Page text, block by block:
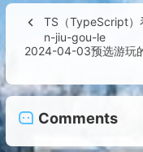
TS（TypeScript
n-jiu-gou-le
2024-04-03预选游
Comments